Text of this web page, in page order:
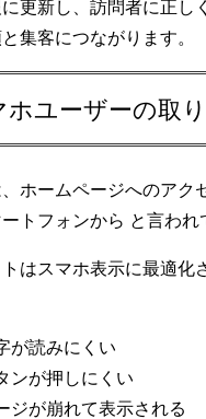
更新し、訪問者に正し
集客につながります。
ホユーザーの取
ホームページへのアク
トフォンから と言われ
はスマホ表示に最適化
が読みにくい
ンが押しにくい
ジが崩れて表示される